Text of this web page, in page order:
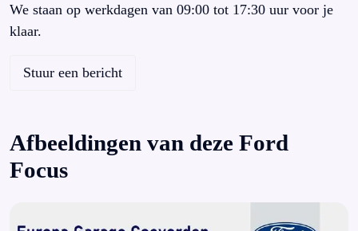
Binnenspiegel automatisch dimmend
Bluetooth telefoonvoorbereiding
Buitenspiegels elektrisch inklapbaar
Buitenspiegels elektrisch verstel- en verwarmbaar
We staan op werkdagen van 09:00 tot 17:30 uur voor je
klaar.
Stuur een bericht
Afbeeldingen van deze Ford
Focus